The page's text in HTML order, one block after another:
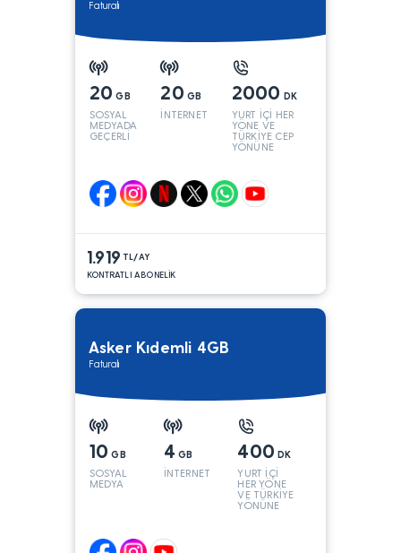
Faturalı
20 GB
SOSYAL
MEDYADA
GEÇERLİ
20 GB
İNTERNET
2000 DK
YURT İÇİ HER
YÖNE VE
TÜRKİYE CEP
YÖNÜNE
1.919 TL/AY
KONTRATLI ABONELİK
Asker Kıdemli 4GB
Faturalı
10 GB
SOSYAL
MEDYA
4 GB
İNTERNET
400 DK
YURT İÇİ
HER YÖNE
VE TÜRKİYE
YÖNÜNE